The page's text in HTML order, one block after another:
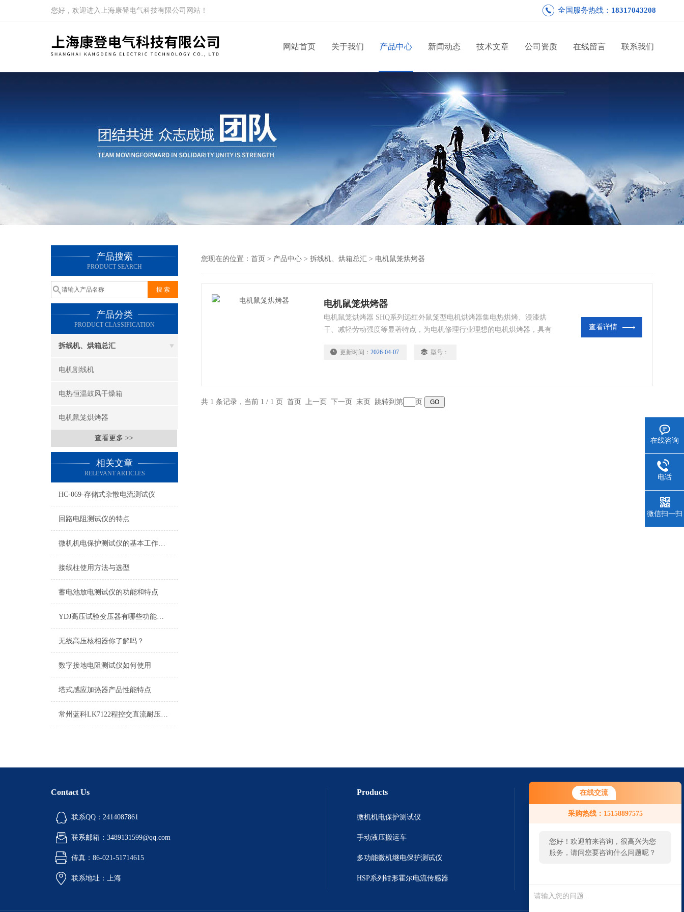
在线交流
采购热线：15158897575
您好！欢迎前来咨询，很高兴为您
服务，请问您要咨询什么问题呢？
您好，欢迎进入上海康登电气科技有限公司网站！ 全国服务热线： 18317043208
网站首页 关于我们 产品中心 新闻动态 技术文章 公司资质 在线留言 联系我们
产品搜索
PRODUCT SEARCH
产品分类
PRODUCT CLASSIFICATION
拆线机、烘箱总汇
电机割线机
电热恒温鼓风干燥箱
电机鼠笼烘烤器
查看更多 >>
相关文章
RELEVANT ARTICLES
HC-069-存储式杂散电流测试仪
回路电阻测试仪的特点
微机机电保护测试仪的基本工作原理
接线柱使用方法与选型
蓄电池放电测试仪的功能和特点
YDJ高压试验变压器有哪些功能及用途
无线高压核相器你了解吗？
数字接地电阻测试仪如何使用
塔式感应加热器产品性能特点
常州蓝科LK7122程控交直流耐压绝缘测试仪特点：
您现在的位置： 首页 > 产品中心 > 拆线机、烘箱总汇 > 电机鼠笼烘烤器
电机鼠笼烘烤器
电机鼠笼烘烤器 SHQ系列远红外鼠笼型电机烘烤器集电热烘烤、浸漆烘
干、减轻劳动强度等显著特点，为电机修理行业理想的电机烘烤器，具有
更新时间： 2026-04-07 型号：
查看详情
共 1 条记录，当前 1 / 1 页 首页 上一页 下一页 末页 跳转到第 页
Contact Us
联系QQ：2414087861
联系邮箱：3489131599@qq.com
传真：86-021-51714615
联系地址：上海
Products
微机机电保护测试仪
手动液压搬运车
多功能微机继电保护测试仪
HSP系列钳形霍尔电流传感器
在线咨询
电话
微信扫一扫